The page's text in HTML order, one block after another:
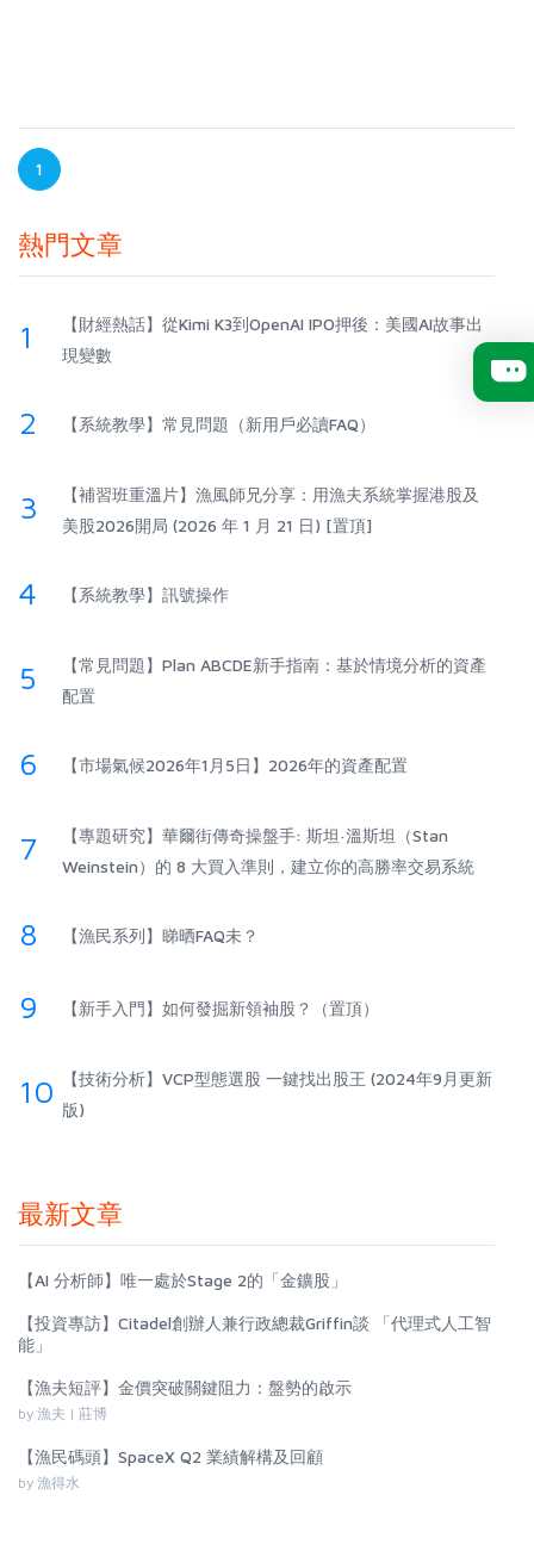
1
熱門文章
1
【財經熱話】從Kimi K3到OpenAI IPO押後：美國AI故事出
現變數
2 【系統教學】常見問題（新用戶必讀FAQ）
3
【補習班重溫片】漁風師兄分享：用漁夫系統掌握港股及
美股2026開局 (2026 年 1 月 21 日) [置頂]
4 【系統教學】訊號操作
5
【常見問題】Plan ABCDE新手指南：基於情境分析的資產
配置
6 【市場氣候2026年1月5日】2026年的資產配置
7
【專題研究】華爾街傳奇操盤手: 斯坦·溫斯坦（Stan
Weinstein）的 8 大買入準則，建立你的高勝率交易系統
8 【漁民系列】睇晒FAQ未？
9 【新手入門】如何發掘新領袖股？（置頂）
10
【技術分析】VCP型態選股 一鍵找出股王 (2024年9月更新
版)
最新文章
【AI 分析師】唯一處於Stage 2的「金鑛股」
【投資專訪】Citadel創辦人兼行政總裁Griffin談 「代理式人工智
能」
【漁夫短評】金價突破關鍵阻力：盤勢的啟示
by 漁夫 | 莊博
【漁民碼頭】SpaceX Q2 業績解構及回顧
by 漁得水